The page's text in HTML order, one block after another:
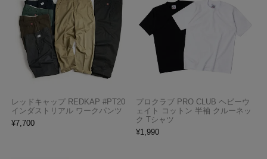
レッドキャップ REDKAP #PT20
インダストリアル ワークパンツ
¥7,700
プロクラブ PRO CLUB ヘビーウ
ェイト コットン 半袖 クルーネッ
ク Tシャツ
¥1,990